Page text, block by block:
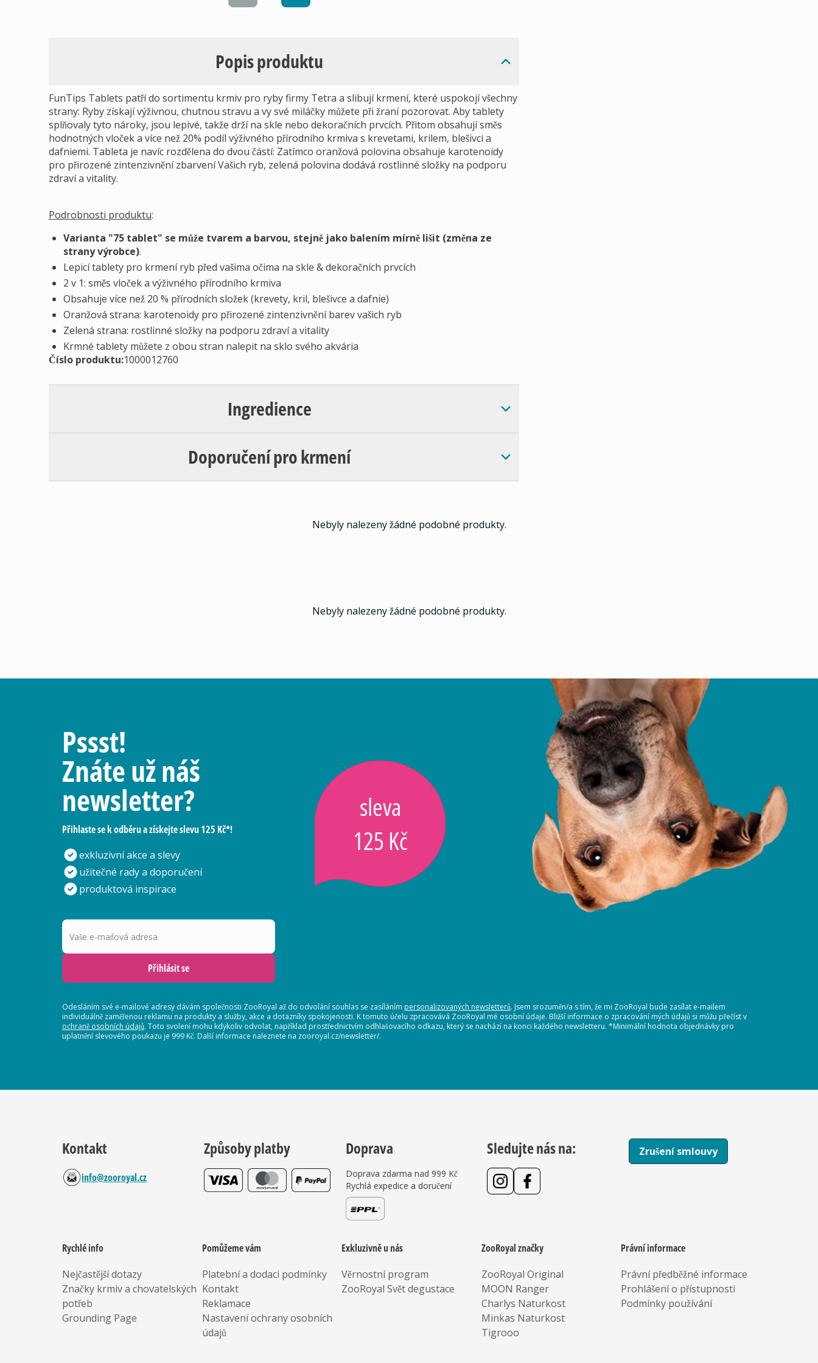
Popis produktu
FunTips Tablets patří do sortimentu krmiv pro ryby firmy Tetra a slibují krmení, které uspokojí všechny
strany: Ryby získají výživnou, chutnou stravu a vy své miláčky můžete při žraní pozorovat. Aby tablety
splňovaly tyto nároky, jsou lepivé, takže drží na skle nebo dekoračních prvcích. Přitom obsahují směs
hodnotných vloček a více než 20% podíl výživného přírodního krmiva s krevetami, krilem, blešivci a
dafniemi. Tableta je navíc rozdělena do dvou částí: Zatímco oranžová polovina obsahuje karotenoidy
pro přirozené zintenzivnění zbarvení Vašich ryb, zelená polovina dodává rostlinné složky na podporu
zdraví a vitality.
Podrobnosti produktu:
Varianta "75 tablet" se může tvarem a barvou, stejně jako balením mírně lišit (změna ze
strany výrobce).
Lepicí tablety pro krmení ryb před vašima očima na skle & dekoračních prvcích
2 v 1: směs vloček a výživného přírodního krmiva
Obsahuje více než 20 % přírodních složek (krevety, kril, blešivce a dafnie)
Oranžová strana: karotenoidy pro přirozené zintenzivnění barev vašich ryb
Zelená strana: rostlinné složky na podporu zdraví a vitality
Krmné tablety můžete z obou stran nalepit na sklo svého akvária
Číslo produktu:1000012760
Ingredience
Doporučení pro krmení
Nebyly nalezeny žádné podobné produkty.
Nebyly nalezeny žádné podobné produkty.
Pssst!
Znáte už náš
newsletter?
Přihlaste se k odběru a získejte slevu 125 Kč*!
exkluzivní akce a slevy
užitečné rady a doporučení
produktová inspirace
sleva
125 Kč
Vaše e-mailová adresa
Přihlásit se
Odesláním své e-mailové adresy dávám společnosti ZooRoyal až do odvolání souhlas se zasíláním personalizovaných newsletterů. Jsem srozuměn/a s tím, že mi ZooRoyal bude zasílat e-mailem
individuálně zaměřenou reklamu na produkty a služby, akce a dotazníky spokojenosti. K tomuto účelu zpracovává ZooRoyal mé osobní údaje. Bližší informace o zpracování mých údajů si můžu přečíst v
ochraně osobních údajů. Toto svolení mohu kdykoliv odvolat, například prostřednictvím odhlašovacího odkazu, který se nachází na konci každého newsletteru. *Minimální hodnota objednávky pro
uplatnění slevového poukazu je 999 Kč. Další informace naleznete na zooroyal.cz/newsletter/.
Kontakt
info@zooroyal.cz
Způsoby platby Doprava
Doprava zdarma nad 999 Kč
Rychlá expedice a doručení
Sledujte nás na: Zrušení smlouvy
Rychlé info
Nejčastější dotazy
Značky krmiv a chovatelských
potřeb
Grounding Page
Pomůžeme vám
Platební a dodaci podmínky
Kontakt
Reklamace
Nastavení ochrany osobních
údajů
Exkluzivně u nás
Věrnostní program
ZooRoyal Svět degustace
ZooRoyal značky
ZooRoyal Original
MOON Ranger
Charlys Naturkost
Minkas Naturkost
Tigrooo
Právní informace
Právní předběžné informace
Prohlášení o přístupnosti
Podmínky používání